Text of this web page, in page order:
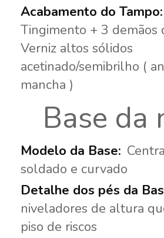
Tingimento + 3 demãos
Verniz altos sólidos
acetinado/semibrilho (
mancha )
Base da
soldado e curvado
niveladores de altura
piso de riscos